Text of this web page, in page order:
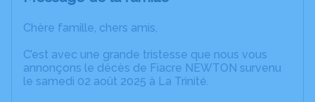
Chère famille, chers amis,
C’est avec une grande tristesse que nous vous
annonçons le décès de Fiacre NEWTON survenu
le samedi 02 août 2025 à La Trinité.